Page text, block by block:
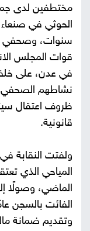
مختطفين لدى
الحوثي في
سنوات، وصحفي
قوات المجلس
في عدن، على
نشاطهم
ظروف اعتقال
قانونية.
ولفتت النقابة
المياحي الذي
الماضي، وصولًا
الفائت بالسجن
وتقديم ضمانة